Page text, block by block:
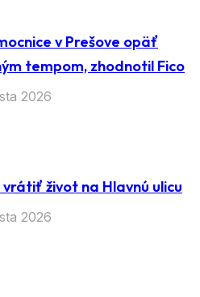
v Prešove opäť
tempom, zhodnotil Fico
2026
život na Hlavnú ulicu
2026